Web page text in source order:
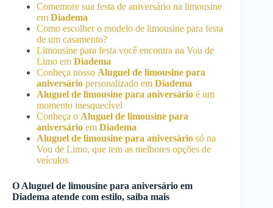
Comemore sua festa de aniversário na limousine
em Diadema
Como escolher o modelo de limousine para festa
de um casamento?
Limousine para festa você encontra na Vou de
Limo em Diadema
Conheça nosso Aluguel de limousine para
aniversário personalizado em Diadema
Aluguel de limousine para aniversário é um
momento inesquecível
Conheça o Aluguel de limousine para
aniversário em Diadema
Aluguel de limousine para aniversário só na
Vou de Limo, que tem as melhores opções de
veículos
O Aluguel de limousine para aniversário em
Diadema atende com estilo, saiba mais